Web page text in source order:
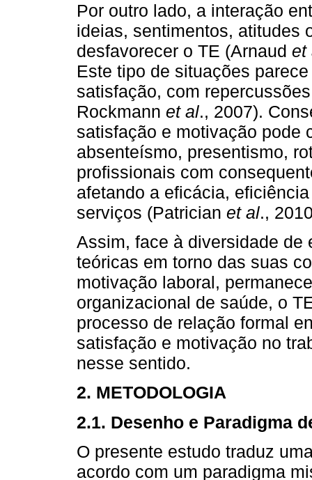
Por outro lado, a interação
ideias, sentimentos, atitudes
desfavorecer o TE (Arnaud et
Este tipo de situações
satisfação, com
Rockmann et al., 2007).
satisfação e motivação pode
absenteísmo, presentismo,
profissionais com
afetando a eficácia,
serviços (Patrician et al.,
Assim, face à diversidade de
teóricas em torno das suas
motivação laboral,
organizacional de saúde, o
processo de relação formal
satisfação e motivação no
nesse sentido.
2. METODOLOGIA
2.1. Desenho e Paradigma
O presente estudo traduz
acordo com um paradigma